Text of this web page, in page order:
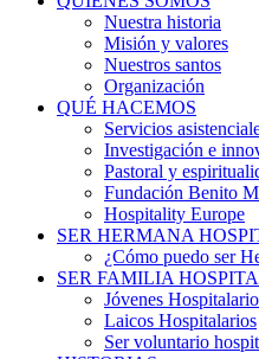
Nuestra historia
Misión y valores
Nuestros santos
Organización
QUÉ HACEMOS
Servicios
Investigación e
Pastoral y
Fundación Benito
Hospitality Europe
SER HERMANA
¿Cómo puedo ser
SER FAMILIA
Jóvenes
Laicos Hospitalarios
Ser voluntario